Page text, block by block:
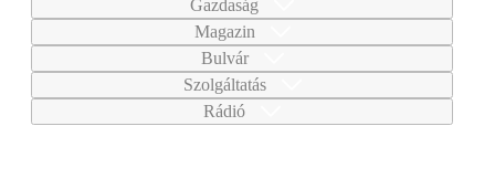
Gazdaság
Magazin
Bulvár
Szolgáltatás
Rádió